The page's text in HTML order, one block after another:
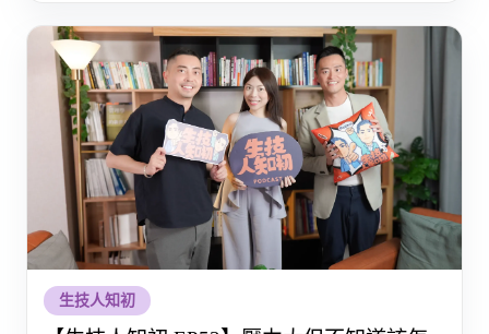
生技人知初